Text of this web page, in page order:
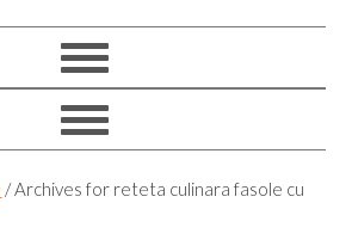
/Archives for reteta culinara fasole cu